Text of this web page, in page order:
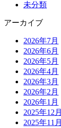
未分類
アーカイブ
2026年7月
2026年6月
2026年5月
2026年4月
2026年3月
2026年2月
2026年1月
2025年12月
2025年11月